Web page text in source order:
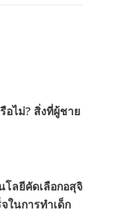
อไม่? สิ่งที่ผู้ชาย
ลยีคัดเลือกอสุจิ
ในการทำเด็ก